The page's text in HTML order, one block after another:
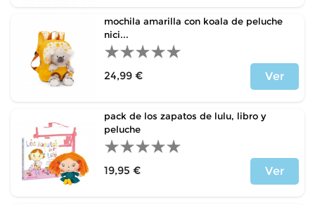
mochila amarilla con koala de peluche
nici...
24,99 €
Ver
pack de los zapatos de lulu, libro y
peluche
19,95 €
Ver